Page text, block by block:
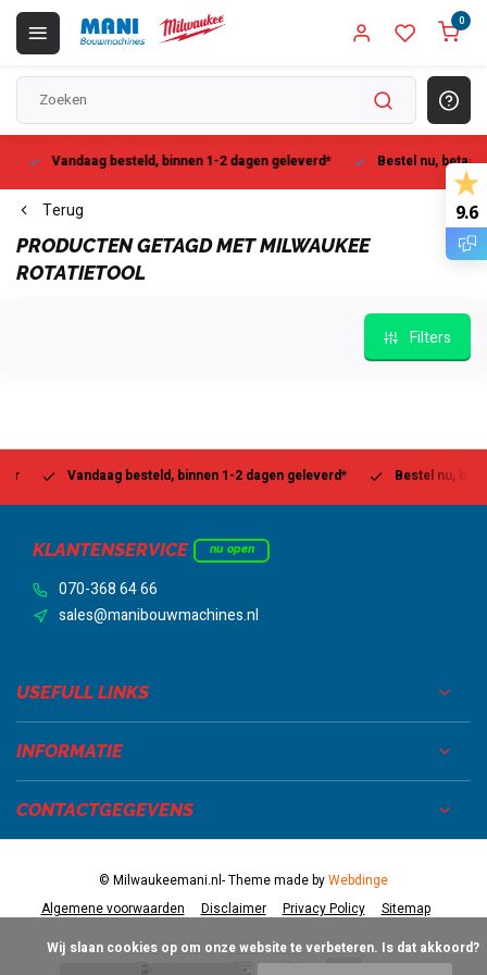
0
Vandaag besteld, binnen 1-2 dagen geleverd* Bestel nu, betaal
Terug
PRODUCTEN GETAGD MET MILWAUKEE
ROTATIETOOL
Filters
Vandaag besteld, binnen 1-2 dagen geleverd* Bestel nu, betaal
KLANTENSERVICE nu open
070-368 64 66
sales@manibouwmachines.nl
USEFULL LINKS
INFORMATIE
CONTACTGEGEVENS
Algemene voorwaarden Disclaimer Privacy Policy Sitemap
© Milwaukeemani.nl- Theme made byWebdinge
9.6